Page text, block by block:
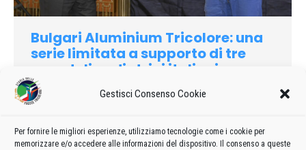
Gestisci Consenso Cookie
Per fornire le migliori esperienze, utilizziamo tecnologie come i cookie per
memorizzare e/o accedere alle informazioni del dispositivo. Il consenso a queste
Bulgari Aluminium Tricolore: una
serie limitata a supporto di tre
ospedali pediatrici italiani
2020 Diadmin8235
3 Giugno 2024
Lascia un commento
un’iniziativa filantropica frutto della collaborazione tra il brand